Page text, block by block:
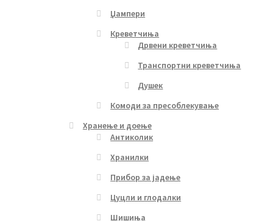
Џампери
Креветчиња
Дрвени креветчиња
Транспортни креветчиња
Душек
Комоди за пресоблекување
Хранење и доење
Антиколик
Хранилки
Прибор за јадење
Цуцли и глодалки
Шишиња